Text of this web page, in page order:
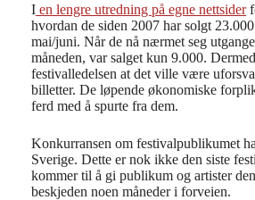
I en lengre utredning på egne nettsider
hvordan de siden 2007 har solgt
mai/juni. Når de nå nærmet seg
måneden, var salget kun 9.000.
festivalledelsen at det ville være
billetter. De løpende økonomiske
ferd med å spurte fra dem.
Konkurransen om festivalpublikumet
Sverige. Dette er nok ikke den siste
kommer til å gi publikum og artister
beskjeden noen måneder i forveien.